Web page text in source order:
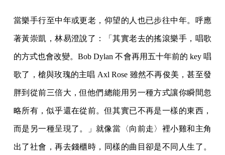
當樂手行至中年或更老，仰望的人也已步往中年。呼應
著黃崇凱，林易澄說了：「其實老去的搖滾樂手，唱歌
的方式也會改變。Bob Dylan 不會再用五十年前的 key 唱
歌了，槍與玫瑰的主唱 Axl Rose 雖然不再俊美，甚至發
胖到從前三倍大，但他們總能用另一種方式讓你瞬間忽
略所有，似乎還在從前。但其實已不再是一樣的東西，
而是另一種呈現了。」就像當〈向前走〉裡小雞和主角
出了社會，再去錢櫃時，同樣的曲目卻是不同人生了。